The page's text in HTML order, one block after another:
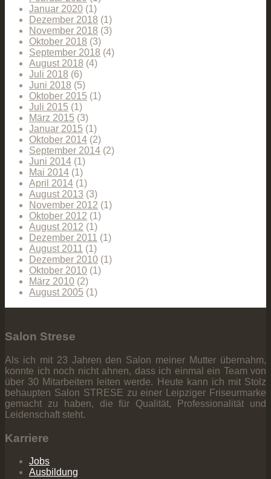
Januar 2020 (1)
Dezember 2018 (1)
November 2018 (3)
Oktober 2018 (3)
September 2018 (4)
August 2018 (4)
Juli 2018 (6)
Juni 2018 (5)
Oktober 2015 (1)
Juli 2015 (1)
März 2015 (3)
Januar 2015 (1)
Oktober 2014 (2)
September 2014 (2)
Juni 2014 (1)
Mai 2014 (1)
April 2014 (1)
August 2013 (3)
November 2012 (1)
Oktober 2012 (1)
August 2012 (1)
Dezember 2011 (1)
August 2011 (1)
Dezember 2010 (1)
Oktober 2010 (1)
März 2010 (2)
August 2005 (1)
Salon Strese
Als ich mit 23 Jahren den Salon meiner Mutter übernahm,
konnte ich noch nicht ahnen, dass ich einmal ein Team von
über 30 Mitarbeitern leiten werde. Heute kann ich mit Stolz
behaupten Salon STRESE zu einer Leipziger Friseurmarke
gemacht zu haben, die für Qualität, Professionalität und
Leidenschaft steht.
Karriere
Jobs
Ausbildung